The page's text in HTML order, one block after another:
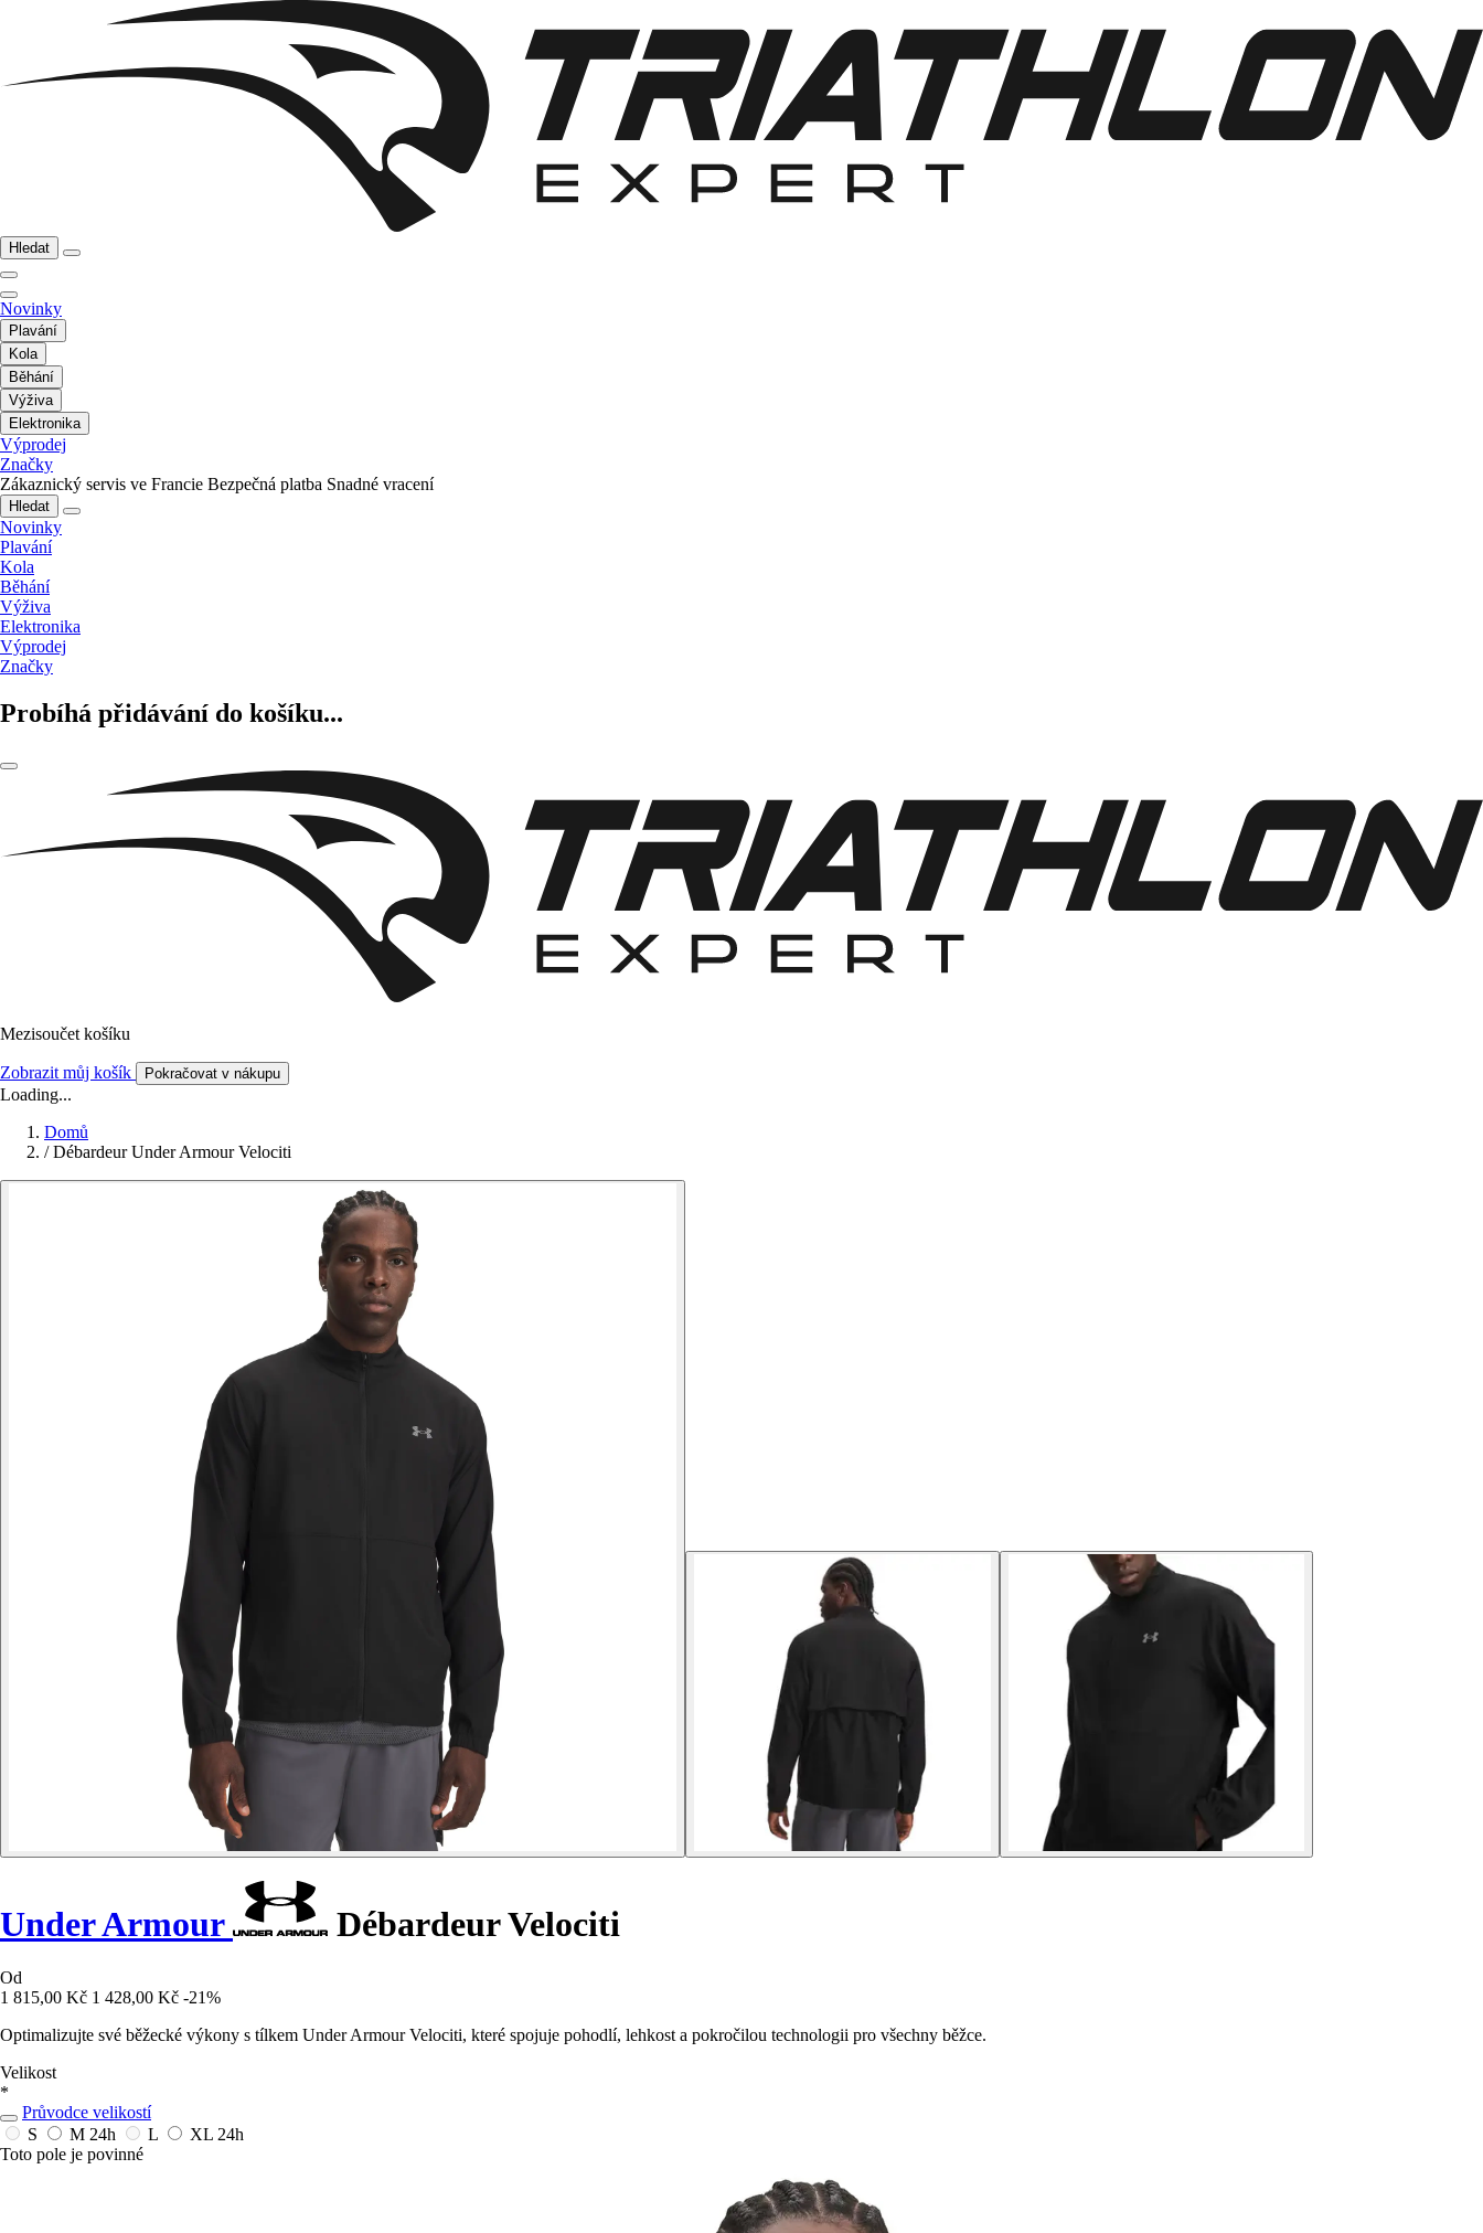
Hledat
Novinky
Plavání
Kola
Běhání
Výživa
Elektronika
Výprodej
Značky
Zákaznický servis ve Francie Bezpečná platba Snadné vracení
Hledat
Novinky
Plavání
Kola
Běhání
Výživa
Elektronika
Výprodej
Značky
Probíhá přidávání do košíku...
Mezisoučet košíku
Zobrazit můj košík Pokračovat v nákupu
Loading...
Domů
/ Débardeur Under Armour Velociti
Under Armour Débardeur Velociti
Od
1 815,00 Kč 1 428,00 Kč -21%
Optimalizujte své běžecké výkony s tílkem Under Armour Velociti, které spojuje pohodlí, lehkost a pokročilou technologii pro všechny běžce.
Velikost
*
Průvodce velikostí
S
M 24h L XL 24h
Toto pole je povinné